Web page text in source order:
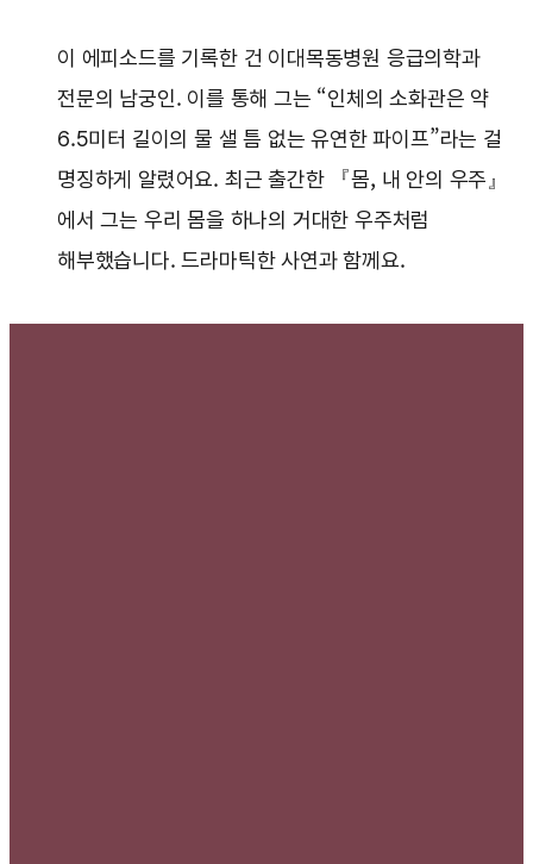
이 에피소드를 기록한 건 이대목동병원 응급의학과
전문의 남궁인. 이를 통해 그는 “인체의 소화관은 약
6.5미터 길이의 물 샐 틈 없는 유연한 파이프”라는 걸
명징하게 알렸어요. 최근 출간한 『몸, 내 안의 우주』
에서 그는 우리 몸을 하나의 거대한 우주처럼
해부했습니다. 드라마틱한 사연과 함께요.